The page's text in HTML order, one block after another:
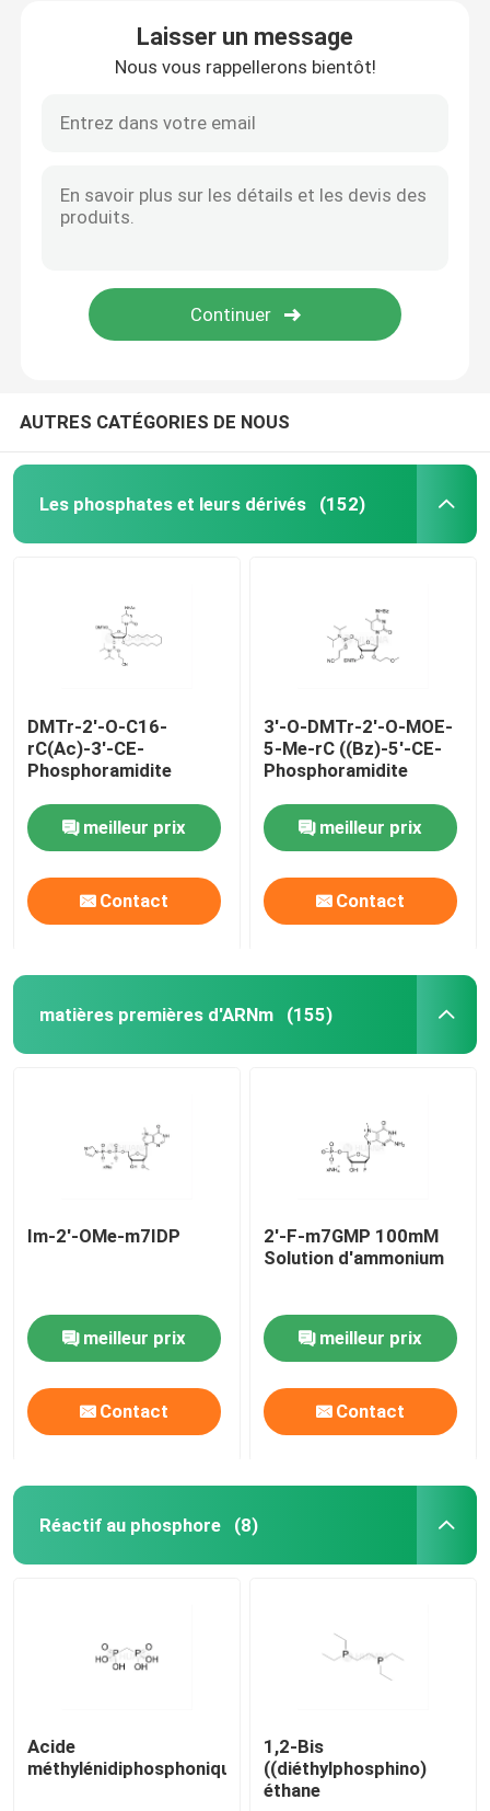
Visite d'usine
Laisser un message
Nous vous rappellerons bientôt!
AUTRES CATÉGORIES DE NOUS
Les phosphates et leurs dérivés (152)
DMTr-2'-O-C16-
rC(Ac)-3'-CE-
Phosphoramidite
meilleur prix
Contact
3'-O-DMTr-2'-O-MOE-
5-Me-rC ((Bz)-5'-CE-
Phosphoramidite
meilleur prix
Contact
matières premières d'ARNm (155)
Im-2'-OMe-m7IDP
meilleur prix
Contact
2'-F-m7GMP 100mM
Solution d'ammonium
meilleur prix
Contact
Réactif au phosphore (8)
Acide
méthylénidiphosphonique
1,2-Bis
((diéthylphosphino)
éthane